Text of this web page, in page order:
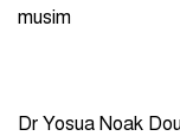
musim
Dr Yosua Noak